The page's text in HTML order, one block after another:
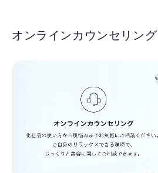
オンラインカウンセリング